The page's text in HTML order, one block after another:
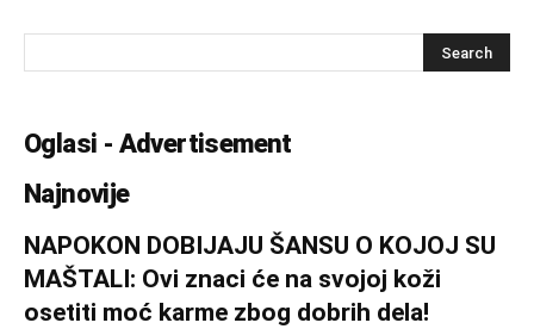
Oglasi - Advertisement
Najnovije
NAPOKON DOBIJAJU ŠANSU O KOJOJ SU
MAŠTALI: Ovi znaci će na svojoj koži
osetiti moć karme zbog dobrih dela!